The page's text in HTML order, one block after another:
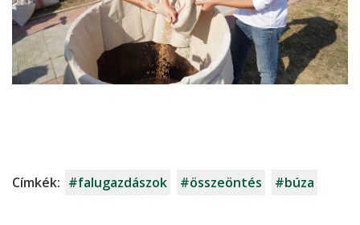
Címkék: #falugazdászok #összeöntés #búza